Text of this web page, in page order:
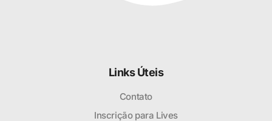
Links Úteis
Contato
Inscrição para Lives